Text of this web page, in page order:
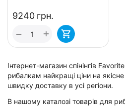
‍9240‍ грн.
+
−
Інтернет-магазин спінінгів
рибалкам найкращі ціни на
швидку доставку в усі регіони.
В нашому каталозі товарів для